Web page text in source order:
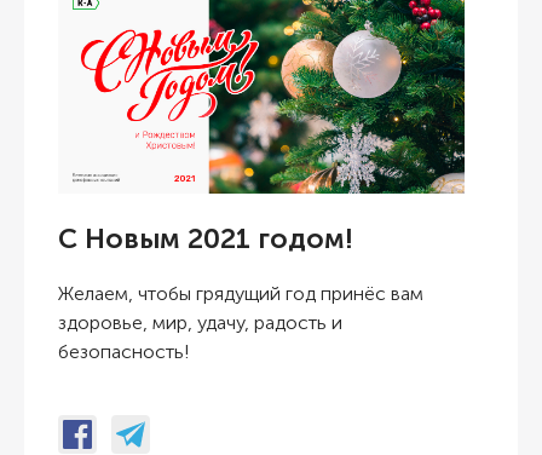
С Новым 2021 годом!
Желаем, чтобы грядущий год принёс вам
здоровье, мир, удачу, радость и
безопасность!